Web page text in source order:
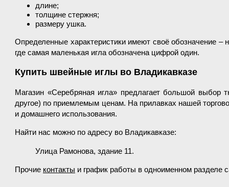
длине;
толщине стержня;
размеру ушка.
Определенные характеристики имеют своё обозначение
где самая маленькая игла обозначена цифрой один.
Купить швейные иглы во Владикавказе
Магазин «Серебряная игла» предлагает большой выбор
другое) по приемлемым ценам. На прилавках нашей
и домашнего использования.
Найти нас можно по адресу во Владикавказе:
Улица Рамонова, здание 11.
Прочие контакты и график работы в одноименном разделе